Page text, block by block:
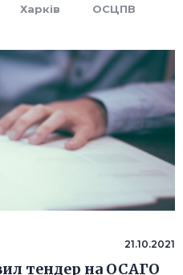
Харків ОСЦПВ
21.10.2021
тендер на ОСАГО